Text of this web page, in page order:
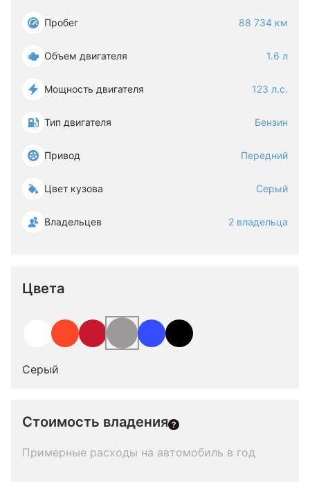
Пробег 88 734 км
Объем двигателя 1.6 л
Мощность двигателя 123 л.с.
Тип двигателя Бензин
Привод Передний
Цвет кузова Серый
Владельцев 2 владельца
Цвета
Серый
Стоимость владения
Примерные расходы на автомобиль в год